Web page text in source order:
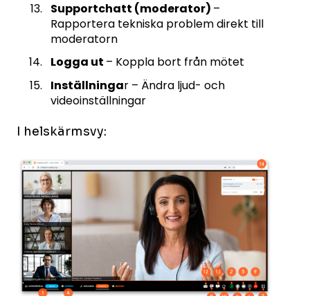
Supportchatt (moderator) –
Rapportera tekniska problem direkt till
moderatorn
Logga ut – Koppla bort från mötet
Inställningar – Ändra ljud- och
videoinställningar
I helskärmsvy: